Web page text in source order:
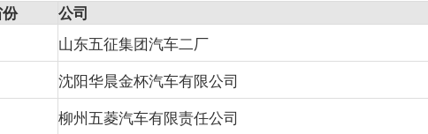
公司
山东五征集团汽车二厂
沈阳华晨金杯汽车有限公司
柳州五菱汽车有限责任公司